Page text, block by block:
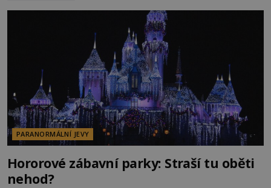
následně nalezne schovaný kokain. Tímto
momentem se slavnému
PARANORMÁLNÍ JEVY
Hororové zábavní parky: Straší tu oběti
nehod?